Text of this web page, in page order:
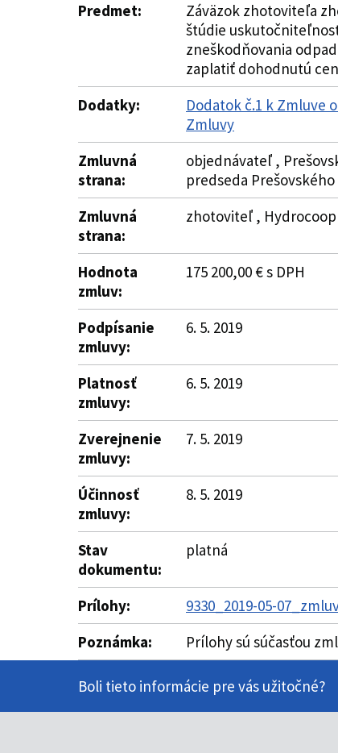
Predmet:
Záväzok zhotoviteľa
štúdie
zneškodňovania
zaplatiť dohodnutú
Dodatky:
Dodatok č.1 k Zmluve
Zmluvy
Zmluvná
strana:
objednávateľ ,
predseda
Zmluvná
strana:
zhotoviteľ , Hydrocoop
Hodnota
zmluv:
175 200,00 € s DPH
Podpísanie
zmluvy:
6. 5. 2019
Platnosť
zmluvy:
6. 5. 2019
Zverejnenie
zmluvy:
7. 5. 2019
Účinnosť
zmluvy:
8. 5. 2019
Stav
dokumentu:
platná
Prílohy:
9330_2019-05-
Poznámka:
Prílohy sú súčasťou
Boli tieto informácie pre vás užitočné?